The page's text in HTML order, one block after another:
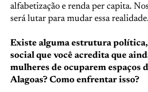
alfabetização e renda per capita.
será lutar para mudar essa realidade.
Existe alguma estrutura
social que você acredita que
mulheres de ocuparem espaços
Alagoas? Como enfrentar isso?